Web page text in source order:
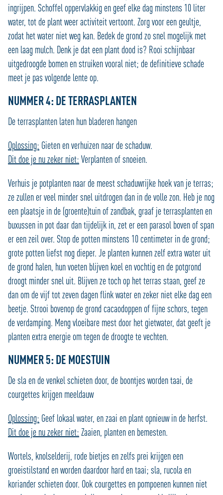
ingrijpen. Schoffel oppervlakkig en geef elke dag minstens 10 liter
water, tot de plant weer activiteit vertoont. Zorg voor een geultje,
zodat het water niet weg kan. Bedek de grond zo snel mogelijk met
een laag mulch. Denk je dat een plant dood is? Rooi schijnbaar
uitgedroogde bomen en struiken vooral niet; de definitieve schade
meet je pas volgende lente op.
NUMMER 4: DE TERRASPLANTEN
De terrasplanten laten hun bladeren hangen
Oplossing: Gieten en verhuizen naar de schaduw.
Dit doe je nu zeker niet: Verplanten of snoeien.
Verhuis je potplanten naar de meest schaduwrijke hoek van je terras;
ze zullen er veel minder snel uitdrogen dan in de volle zon. Heb je nog
een plaatsje in de (groente)tuin of zandbak, graaf je terrasplanten en
buxussen in pot daar dan tijdelijk in, zet er een parasol boven of span
er een zeil over. Stop de potten minstens 10 centimeter in de grond;
grote potten liefst nog dieper. Je planten kunnen zelf extra water uit
de grond halen, hun voeten blijven koel en vochtig en de potgrond
droogt minder snel uit. Blijven ze toch op het terras staan, geef ze
dan om de vijf tot zeven dagen flink water en zeker niet elke dag een
beetje. Strooi bovenop de grond cacaodoppen of fijne schors, tegen
de verdamping. Meng vloeibare mest door het gietwater, dat geeft je
planten extra energie om tegen de droogte te vechten.
NUMMER 5: DE MOESTUIN
De sla en de venkel schieten door, de boontjes worden taai, de
courgettes krijgen meeldauw
Oplossing: Geef lokaal water, en zaai en plant opnieuw in de herfst.
Dit doe je nu zeker niet: Zaaien, planten en bemesten.
Wortels, knolselderij, rode bietjes en zelfs prei krijgen een
groeistilstand en worden daardoor hard en taai; sla, rucola en
koriander schieten door. Ook courgettes en pompoenen kunnen niet